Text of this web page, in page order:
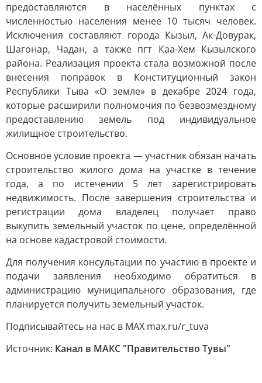
предоставляются в населённых пунктах с
численностью населения менее 10 тысяч человек.
Исключения составляют города Кызыл, Ак-Довурак,
Шагонар, Чадан, а также пгт Каа-Хем Кызылского
района. Реализация проекта стала возможной после
внесения поправок в Конституционный закон
Республики Тыва «О земле» в декабре 2024 года,
которые расширили полномочия по безвозмездному
предоставлению земель под индивидуальное
жилищное строительство.
Основное условие проекта — участник обязан начать
строительство жилого дома на участке в течение
года, а по истечении 5 лет зарегистрировать
недвижимость. После завершения строительства и
регистрации дома владелец получает право
выкупить земельный участок по цене, определённой
на основе кадастровой стоимости.
Для получения консультации по участию в проекте и
подачи заявления необходимо обратиться в
администрацию муниципального образования, где
планируется получить земельный участок.
Подписывайтесь на нас в МАХ max.ru/r_tuva
Источник: Канал в МАКС "Правительство Тувы"